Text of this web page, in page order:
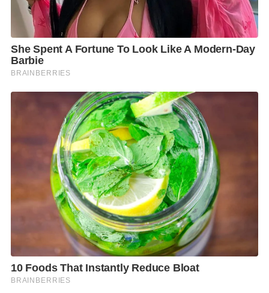
ศูนย์การค้าแปซิฟิค พาร์ค ศรีราชา ซึ่งใช้เป็นพื้นที่ในการ
จัดงาน และแสดงกิจกรรมโชว์ต่าง ๆ อันน่าตื่นตาเร้าใจมา
ให้ผู้เข้าชมงานได้สัมผัสกันอย่างจุใจแล้ว เรายังทุ่มงบ
ประมาณอีกเกือบ 500 ล้านบาท เพื่อปรับปรุงทั่วทั้งศูนย์
การค้าฯ ครั้งใหญ่ ในรอบกว่า 2 ทศวรรษ เพื่อให้
ศูนย์การค้าแปซิฟิค พาร์ค ศรีราชา มีความทันสมัย มี
ความสวยงามมากยิ่งขึ้น ปรับภูมิทัศน์ทำให้พื้นที่ใช้สอย
กว้างขวางขึ้น ให้สมกับเป็นแลนด์มาร์คของชาวศรีราชา
โดยงานแปซิฟิค มอเตอร์โชว์ ครั้งที่ 22 จึงถือเป็นการเปิด
ตัวศูนย์การค้าฯ ในภาพลักษณ์ใหม่ สำหรับพื้นที่จัดแสดง
และจำหน่ายยานยนต์จะมีความกว้างขวางขึ้น ทำให้เดิน
ชมงานได้อย่างสะดวกสบาย โดยพื้นที่ชั้น B (ใต้ดิน) และ
ชั้น 1 รวมกว่า 1,000 ตร.ม. แบ่งเป็น พื้นที่ในชั้น B เป็น
พื้นที่จัดแสดงและจำหน่ายรถจักรยานยนต์ไฟฟ้า อุปกรณ์
ประดับยนต์ ล้อแม็กซ์-ยางรถยนต์ บริเวณชั้น 1 เป็นพื้นที่
จัดแสดงและจำหน่ายรถจักรยานยนต์และบิ๊กไบค์ พื้นที่
ชั้น 4 อีก 2,000 ตารางเมตร บริเวณด้านหน้า และภายใน